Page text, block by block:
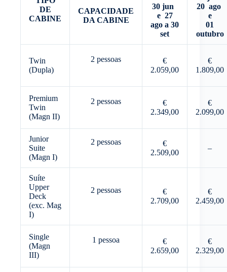
DE
CABINE
CAPACIDADE
DA CABINE
30 jun
e 27
ago a 30
set
20 ago
e
01
outubro
Twin
(Dupla)
2 pessoas
€
2.059,00
€
1.809,00
Premium
Twin
(Magn II)
2 pessoas
€
2.349,00
€
2.099,00
Junior
Suite
(Magn I)
2 pessoas
€
2.509,00
–
Suíte
Upper
Deck
(exc. Mag
I)
2 pessoas
€
2.709,00
€
2.459,00
Single
(Magn
III)
1 pessoa
€
2.659,00
€
2.329,00